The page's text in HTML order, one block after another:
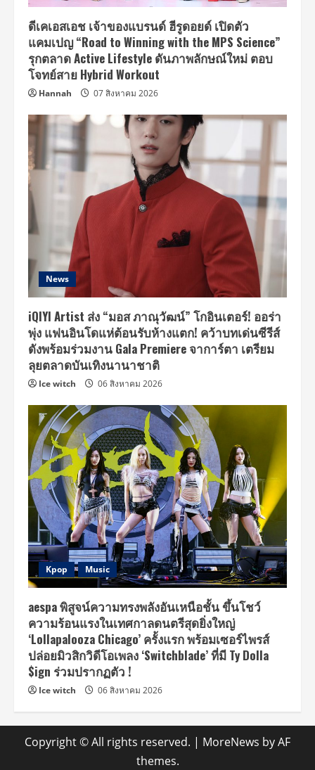
ดีเคเอสเอช เจ้าของแบรนด์ ฮีรูดอยด์ เปิดตัว
แคมเปญ “Road to Winning with the MPS Science”
รุกตลาด Active Lifestyle ดันภาพลักษณ์ใหม่ ตอบ
โจทย์สาย Hybrid Workout
Hannah 07 สิงหาคม 2026
News
iQIYI Artist ส่ง “มอส ภาณุวัฒน์” โกอินเตอร์! ออร่า
พุ่ง แฟนอินโดแห่ต้อนรับห้างแตก! คว้าบทเด่นซีรีส์
ดังพร้อมร่วมงาน Gala Premiere จาการ์ตา เตรียม
ลุยตลาดบันเทิงนานาชาติ
Ice witch 06 สิงหาคม 2026
Kpop Music
aespa พิสูจน์ความทรงพลังอันเหนือชั้น ขึ้นโชว์
ความร้อนแรงในเทศกาลดนตรีสุดยิ่งใหญ่
‘Lollapalooza Chicago’ ครั้งแรก พร้อมเซอร์ไพรส์
ปล่อยมิวสิกวิดีโอเพลง ‘Switchblade’ ที่มี Ty Dolla
$ign ร่วมปรากฏตัว !
Ice witch 06 สิงหาคม 2026
Copyright © All rights reserved. | MoreNews by AF
themes.